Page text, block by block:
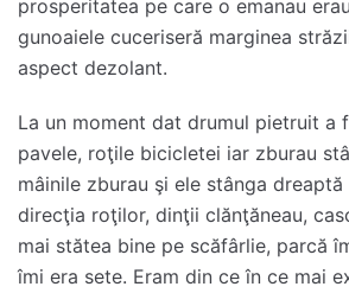
prosperitatea pe care o emanau
gunoaiele cuceriseră marginea
aspect dezolant.
La un moment dat drumul pietruit a
pavele, roţile bicicletei iar zburau
mâinile zburau şi ele stânga dreaptă
direcţia roţilor, dinţii clănţăneau,
mai stătea bine pe scăfârlie, parcă
îmi era sete. Eram din ce în ce mai